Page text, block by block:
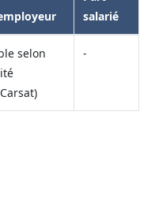
salarié
selon
-